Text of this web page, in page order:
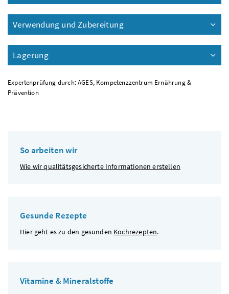
Verwendung und Zubereitung
Lagerung
Expertenprüfung durch: AGES, Kompetenzzentrum Ernährung &
Prävention
So arbeiten wir
Wie wir qualitätsgesicherte Informationen erstellen
Gesunde Rezepte
Hier geht es zu den gesunden Kochrezepten.
Vitamine & Mineralstoffe